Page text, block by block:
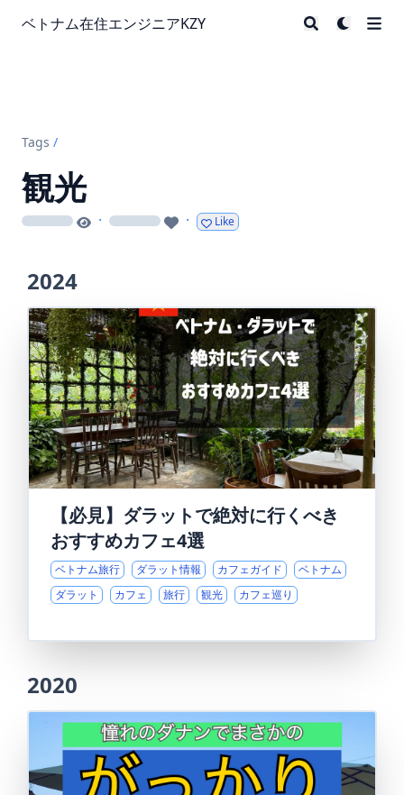
ベトナム在住エンジニアKZY
Tags /
観光
loading · loading · Like
2024
【必見】ダラットで絶対に行くべき
おすすめカフェ4選
ベトナム旅行 ダラット情報 カフェガイド
ベトナム
ダラット
カフェ 旅行 観光 カフェ巡り
2020